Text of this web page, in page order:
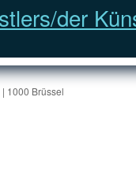
der
1000 Brüssel